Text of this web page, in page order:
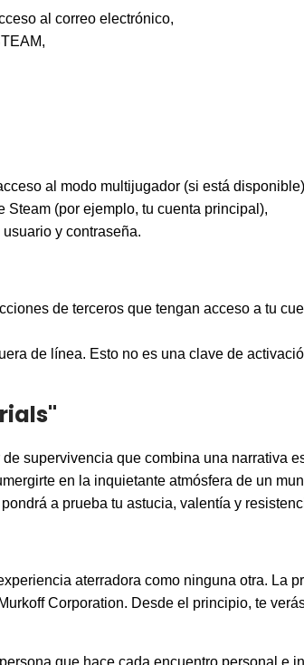
al correo electrónico,
al modo multijugador (si está
Steam (por ejemplo, tu cuenta principal),
y contraseña.
de terceros que tengan acceso a tu
de línea. Esto no es una clave de
supervivencia que combina una narrativa
en la inquietante atmósfera de un
a prueba tu astucia, valentía y
aterradora como ninguna otra. La
Corporation. Desde el principio, te
que hace cada encuentro personal e